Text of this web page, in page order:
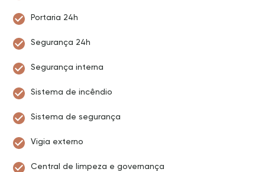
Portaria 24h
Segurança 24h
Segurança interna
Sistema de incêndio
Sistema de segurança
Vigia externo
Central de limpeza e governança